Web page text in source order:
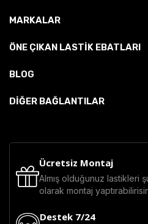
MARKALAR
ÖNE ÇIKAN LASTIK EBATLARI
BLOG
DİĞER BAĞLANTILAR
Ücretsiz Montaj
Almış olduğunuz lastikleri
olarak montaj
Destek 7/24